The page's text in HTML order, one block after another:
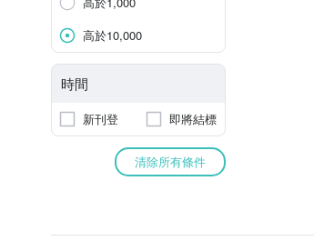
高於10,000
時間
新刊登 即將結標
清除所有條件